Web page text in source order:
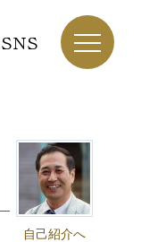
SNS
自己紹介へ